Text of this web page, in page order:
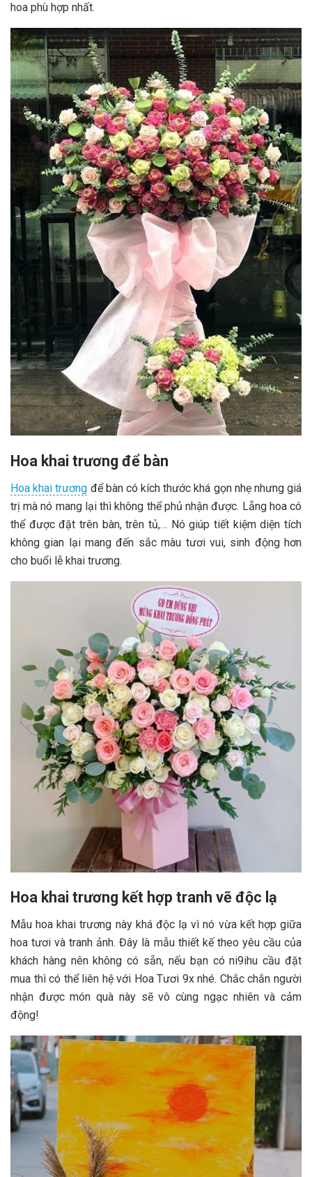
hoa phù hợp nhất.
Hoa khai trương để bàn
Hoa khai trương để bàn có kích thước khá gọn nhẹ nhưng giá
trị mà nó mang lại thì không thể phủ nhận được. Lẵng hoa có
thể được đặt trên bàn, trên tủ,… Nó giúp tiết kiệm diện tích
không gian lại mang đến sắc màu tươi vui, sinh động hơn
cho buổi lễ khai trương.
Hoa khai trương kết hợp tranh vẽ độc lạ
Mẫu hoa khai trương này khá độc lạ vì nó vừa kết hợp giữa
hoa tươi và tranh ảnh. Đây là mẫu thiết kế theo yêu cầu của
khách hàng nên không có sẵn, nếu bạn có ni9ihu cầu đặt
mua thì có thể liên hệ với Hoa Tươi 9x nhé. Chắc chắn người
nhận được món quà này sẽ vô cùng ngạc nhiên và cảm
động!